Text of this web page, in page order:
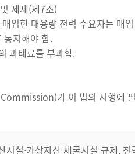
제재(제7조)
입한 대용량 전력 수요자는 매
지해야 함.
과태료를 부과함.
가 이 법의 시행에
설·가상자산 채굴시설 규제,